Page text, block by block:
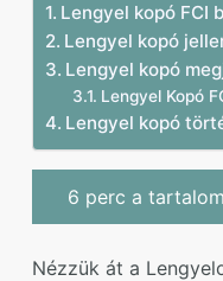
Lengyel kopó FCI
Lengyel kopó
Lengyel kopó
Lengyel Kopó
Lengyel kopó
6 perc a
Nézzük át a